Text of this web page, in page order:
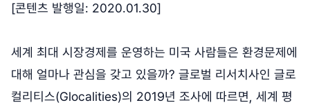
[콘텐츠 발행일: 2020.01.30]
세계 최대 시장경제를 운영하는 미국 사람들은 환경문제에
대해 얼마나 관심을 갖고 있을까? 글로벌 리서치사인 글로
컬리티스(Glocalities)의 2019년 조사에 따르면, 세계 평